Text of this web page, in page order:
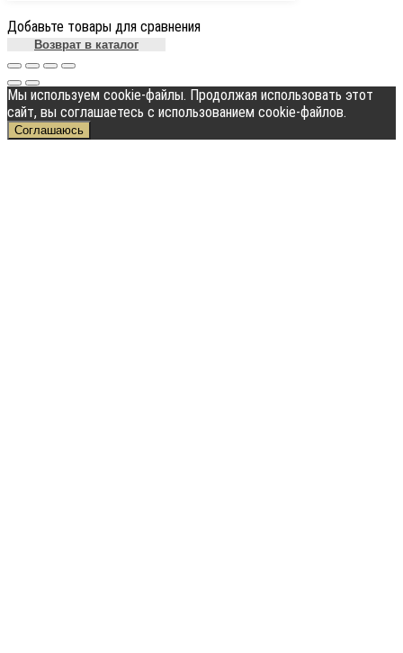
Добавьте товары для сравнения
Возврат в каталог
Мы используем cookie-файлы. Продолжая использовать этот
сайт, вы соглашаетесь с использованием cookie-файлов.
Соглашаюсь